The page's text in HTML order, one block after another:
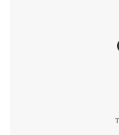
Georges et Monique